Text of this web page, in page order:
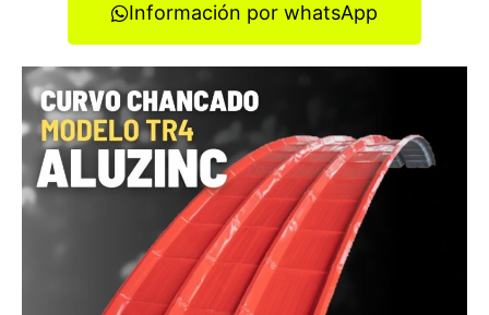
Información por whatsApp